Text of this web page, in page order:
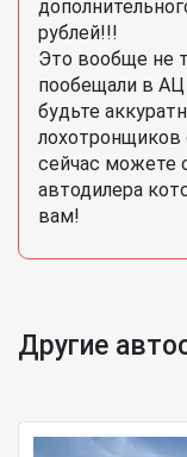
рублей!!!
Это вообще не
пообещали в
будьте
лохотронщиков
сейчас можете
автодилера
вам!
Другие